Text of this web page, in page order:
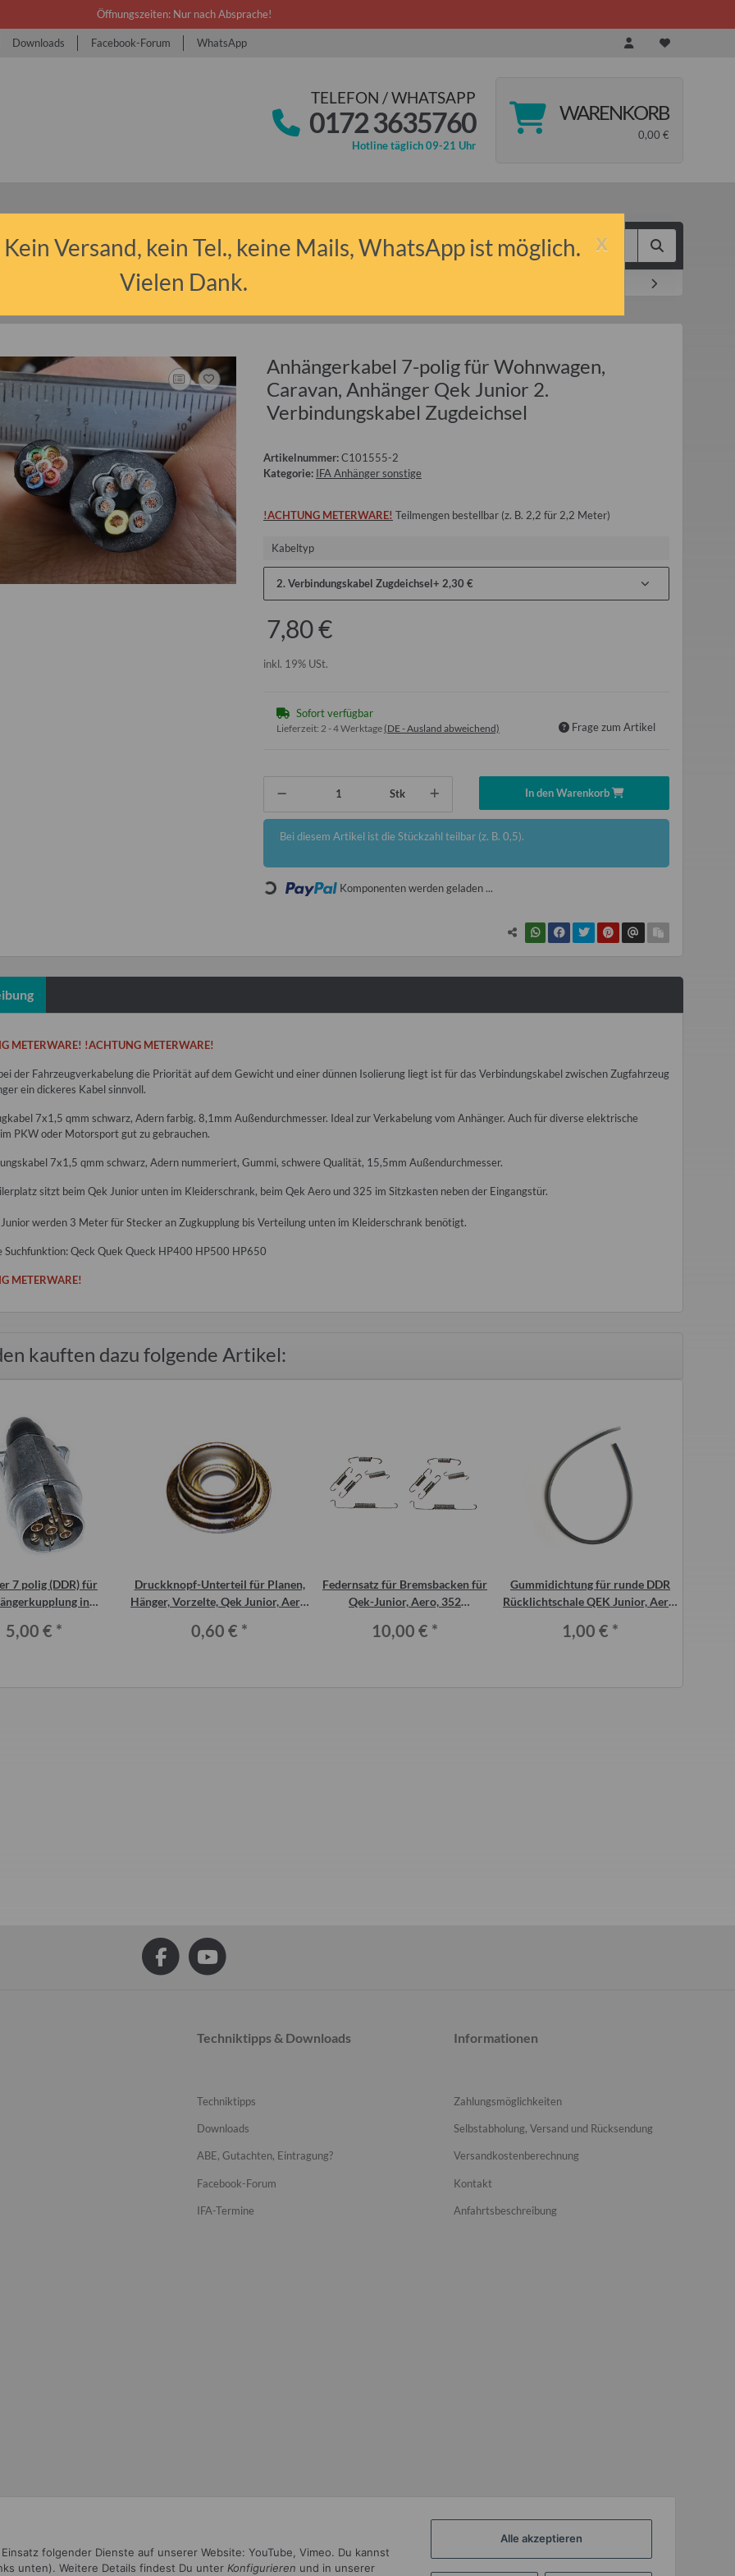
Öffnungszeiten: Nur nach Absprache!
Downloads Facebook-Forum WhatsApp
TELEFON / WHATSAPP
0172 3635760
Hotline täglich 09-21 Uhr
WARENKORB
0,00 €
Anhängerkabel 7-polig für Wohnwagen, Caravan, Anhänger Qek Junior (Meterpreis)
Anhängerkabel 7-polig für Wohnwagen,
Caravan, Anhänger Qek Junior 2.
Verbindungskabel Zugdeichsel
Artikelnummer:C101555-2
Kategorie: IFA Anhänger sonstige
!ACHTUNG METERWARE! Teilmengen bestellbar (z. B. 2,2 für 2,2 Meter)
Kabeltyp
2. Verbindungskabel Zugdeichsel+ 2,30 €
7,80 €
inkl. 19% USt.
Sofort verfügbar
Lieferzeit: 2 - 4 Werktage (DE - Ausland abweichend) Frage zum Artikel
Stk In den Warenkorb
x
Bei diesem Artikel ist die Stückzahl teilbar (z. B. 0,5).
Loading... Komponenten werden geladen ...
METERWARE! !ACHTUNG METERWARE!
der Fahrzeugverkabelung die Priorität auf dem Gewicht und einer dünnen Isolierung liegt ist für das Verbindungskabel zwischen Zugfahrzeug
ein dickeres Kabel sinnvoll.
7x1,5 qmm schwarz, Adern farbig. 8,1mm Außendurchmesser. Ideal zur Verkabelung vom Anhänger. Auch für diverse elektrische
PKW oder Motorsport gut zu gebrauchen.
7x1,5 qmm schwarz, Adern nummeriert, Gummi, schwere Qualität, 15,5mm Außendurchmesser.
sitzt beim Qek Junior unten im Kleiderschrank, beim Qek Aero und 325 im Sitzkasten neben der Eingangstür.
werden 3 Meter für Stecker an Zugkupplung bis Verteilung unten im Kleiderschrank benötigt.
Suchfunktion: Qeck Quek Queck HP400 HP500 HP650
METERWARE!
kauften dazu folgende Artikel:
7 polig (DDR) für
in
5,00 € *
Druckknopf-Unterteil für Planen,
Hänger, Vorzelte, Qek Junior, Aero,
0,60 € *
Federnsatz für Bremsbacken für
Qek-Junior, Aero, 352
10,00 € *
Gummidichtung für runde DDR
Rücklichtschale QEK Junior, Aero,
1,00 € *
DDR grün
€*
Sonnensegel blau türkis 2 Meter für
Qek Junior Aero 325 Bastei
55,00 €*
500ml
Flauschvorhang für Wohnwagentür
Techniktipps & Downloads
Techniktipps
Downloads
ABE, Gutachten, Eintragung?
Facebook-Forum
IFA-Termine
Informationen
Zahlungsmöglichkeiten
Selbstabholung, Versand und Rücksendung
Versandkostenberechnung
Kontakt
Anfahrtsbeschreibung
folgender Dienste auf unserer Website: YouTube, Vimeo. Du kannst
unten). Weitere Details findest Du unter Konfigurieren und in unserer
Alle akzeptieren
x
Versand, kein Tel., keine Mails, WhatsApp ist möglich.
Vielen Dank.